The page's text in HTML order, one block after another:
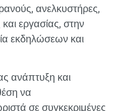
ανελκυστήρες,
εργασίας, στην
εκδηλώσεων και
ανάπτυξη και
να
σε συγκεκριμένες